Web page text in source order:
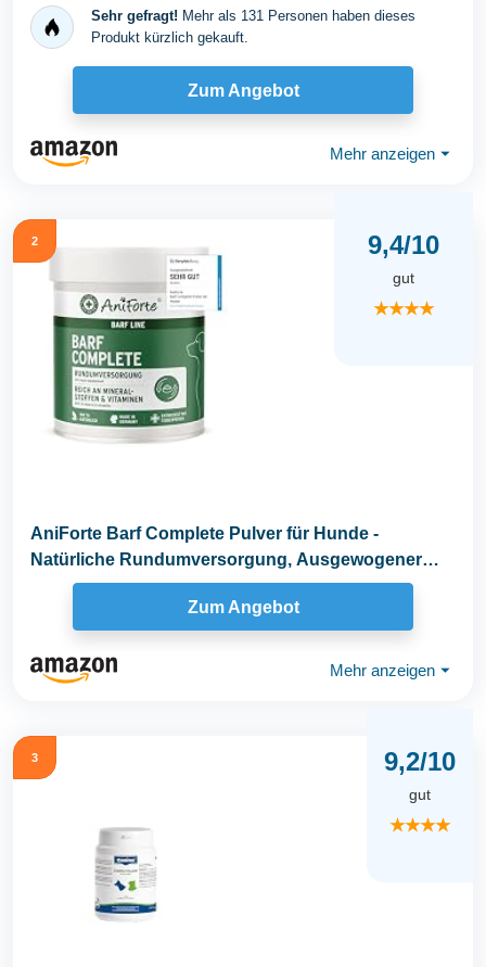
Sehr gefragt! Mehr als 131 Personen haben dieses
Produkt kürzlich gekauft.
Zum Angebot
Mehr anzeigen ⏷
2 9,4/10
gut
★★★★
AniForte Barf Complete Pulver für Hunde -
Natürliche Rundumversorgung, Ausgewogener
Zusatz beim...
Zum Angebot
Mehr anzeigen ⏷
3 9,2/10
gut
★★★★